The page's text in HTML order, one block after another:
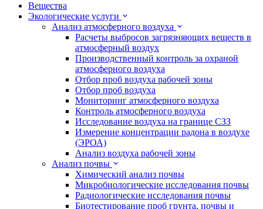
Вещества
Экологические услуги
Анализ атмосферного воздуха
Расчеты выбросов загрязняющих веществ в
атмосферный воздух
Производственный контроль за охраной
атмосферного воздуха
Отбор проб воздуха рабочей зоны
Отбор проб воздуха
Мониторинг атмосферного воздуха
Контроль атмосферного воздуха
Исследование воздуха на границе СЗЗ
Измерение концентрации радона в воздухе
(ЭРОА)
Анализ воздуха рабочей зоны
Анализ почвы
Химический анализ почвы
Микробиологические исследования почвы
Радиологические исследования почвы
Биотестирование проб грунта, почвы и